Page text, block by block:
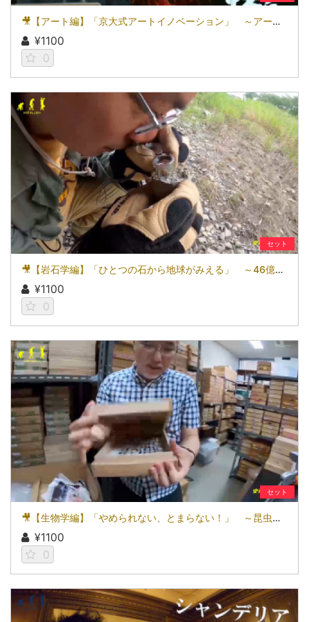
🎥【アート編】「京大式アートイノベーション」 ～アートが新しい価値創造をする時代～
¥1100
0
セット
🎥【岩石学編】「ひとつの石から地球がみえる」 ～46億年の想定外ドラマ～
¥1100
0
セット
🎥【生物学編】「やめられない、とまらない！」 ～昆虫研究～
¥1100
0